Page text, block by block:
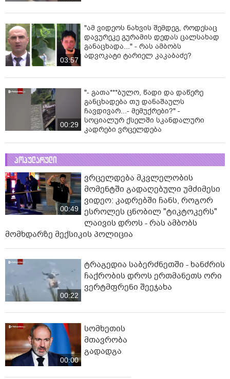
03:57
"ამ ვიდეოს ნახვის შემდეგ, როდესაც
დავურეკე გურამის დედას ცალსახად
განაცხადა..." - რას ამბობს
ადვოკატი ტარიელ კაკაბაძე?
00:29
"- გათა***ბულო, წადი და დაწერე
განცხადება თუ დანაშაულს
ჩავდივარ...- მემუქრები?" -
სოციალურ ქსელში სკანდალური
კადრები ვრცელდება
პოპულარული
00:49
ვრცელდება მკვლელობის
მომენტში გადაღებული უმძიმესი
ვიდეო: კადრებში ჩანს, როგორ
ესროლეს ცნობილ "ტიკტოკერს"
ლაივის დროს - რას ამბობს
მომხდარზე მექსიკის პოლიცია
00:22
ტრაგედია საბერძნეთში - ხანძრის
ჩაქრობის დროს ერთმანეთს ორი
ვერტმფრენი შეეჯახა
00:00
სომხეთის
მთავრობა
გადადგა